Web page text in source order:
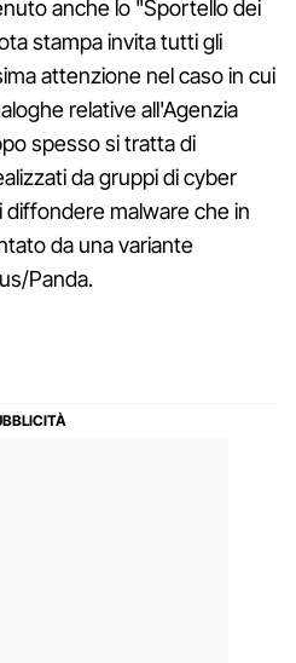
anche lo "Sportello dei
stampa invita tutti gli
attenzione nel caso in cui
relative all'Agenzia
spesso si tratta di
da gruppi di cyber
diffondere malware che in
da una variante
Panda.